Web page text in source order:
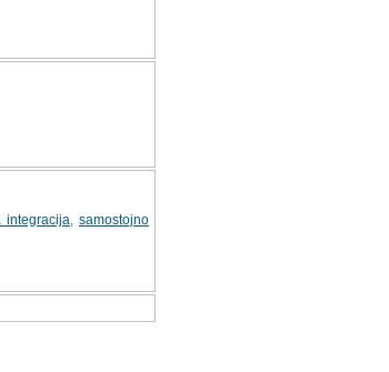
integracija
samostojno